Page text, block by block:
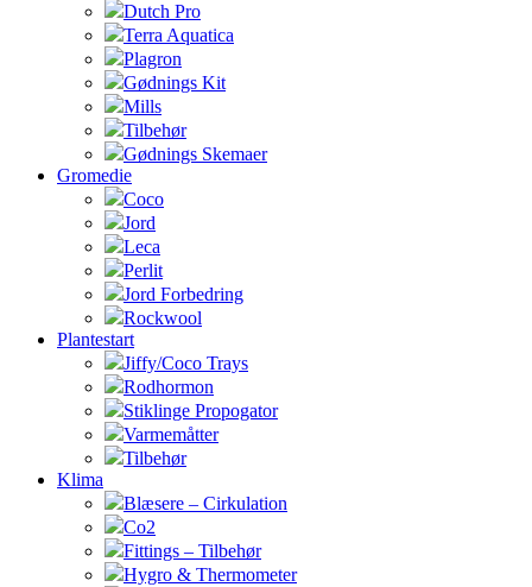
Dutch Pro
Terra Aquatica
Plagron
Gødnings Kit
Mills
Tilbehør
Gødnings Skemaer
Gromedie
Coco
Jord
Leca
Perlit
Jord Forbedring
Rockwool
Plantestart
Jiffy/Coco Trays
Rodhormon
Stiklinge Propogator
Varmemåtter
Tilbehør
Klima
Blæsere – Cirkulation
Co2
Fittings – Tilbehør
Hygro & Thermometer